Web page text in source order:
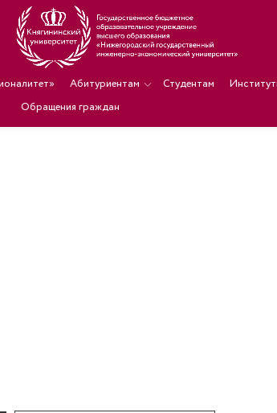
Абитуриентам Студентам
Обращения граждан